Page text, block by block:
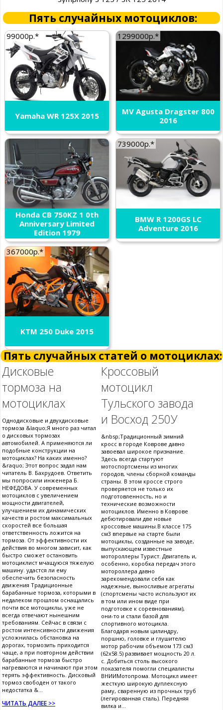
Пять случайных мотоциклов:
99000р.*
Yamaha WR 125X 2015
1299000р.*
MV Agusta Dragster 800
2016
Honda CB 750KZ 1 0th
Anniversary Limited
Edition 1979
739000р.*
BMW R 1200GS LC
Adventure 2016
367000р.*
KTM 250 Duke 2015
Пять случайных статей о мотоциклах:
Дисковые
тормоза на
мотоциклах
Однодисковые и двухдисковые
тормоза &laquo;Я много раз читал
о дисковых тормозах
автомобилей. А применяются ли
подобные конструкции на
мотоциклах? На каких именно?
&raquo; Этот вопрос задал нам
читатель В. Бахрудоев. Ответить
мы попросили инженера Б.
НЕФЕДОВА. У современных
мотоциклов с увеличением
мощности двигателей,
улучшением их динамических
качеств и ростом максимальных
скоростей все большая
ответственность ложится на
тормоза. От эффективности их
действия во многом зависит, как
быстро сможет остановить
мотоциклист мчащуюся тяжелую
машину. удастся ли ему
обеспечить безопасность
движения Традиционные
барабанные тормоза, которыми в
недалеком прошлом оснащались
почти все мотоциклы, уже не
всегда отвечают нынешним
требованиям. Сейчас в связи с
ростом интенсивности движения
усложнилась обстановка на
дорогах, тормозить приходится
чаще, а при повторном действии
барабанные тормоза быстро
нагреваются и начинают при этом
терять эффективность. Дисковый
тормоз свободен от такого
недостатка &...
ЧИТАТЬ ДАЛЕЕ >>
Кроссовый
мотоцикл
Тульского завода
и Восход 250У
&nbsp;Традиционный зимний
кросс в городе Коврове давно
завоевал широкое признание.
Здесь всегда стартуют
мотоспортсмены из многих
городов, члены сборной команды
страны. В этом кроссе строго
проверяется не только их
подготовленность, но и
технические возможности
мотоциклов. Именно в Коврове
дебютировали две новые
кроссовые машины.В классе 175
см3 впервые на старте были
мотоциклы, созданные на заводе,
выпускающем известные
мотороллеры Турист. Двигатель и,
особенно, коробка передач этого
мотороллера давно
зарекомендовали себя как
надежные, выносливые агрегаты
(спортсмены часто используют их
в том или ином виде при
подготовке к соревнованиям),
они-то и стали базой для
спортивного мотоцикла.
Благодаря новым цилиндру,
поршню, головке и глушителю
мотор рабочим объемом 173 см3
(62x58.5) развивает мощность 20 л.
с. Добиться столь высокого
показателя помогли специалисты
ВНИИМотопрома. Мотоцикл имеет
жесткую широкую дуплексную
раму, сваренную из прочных труб
(легированная сталь). Передняя
вилка и...